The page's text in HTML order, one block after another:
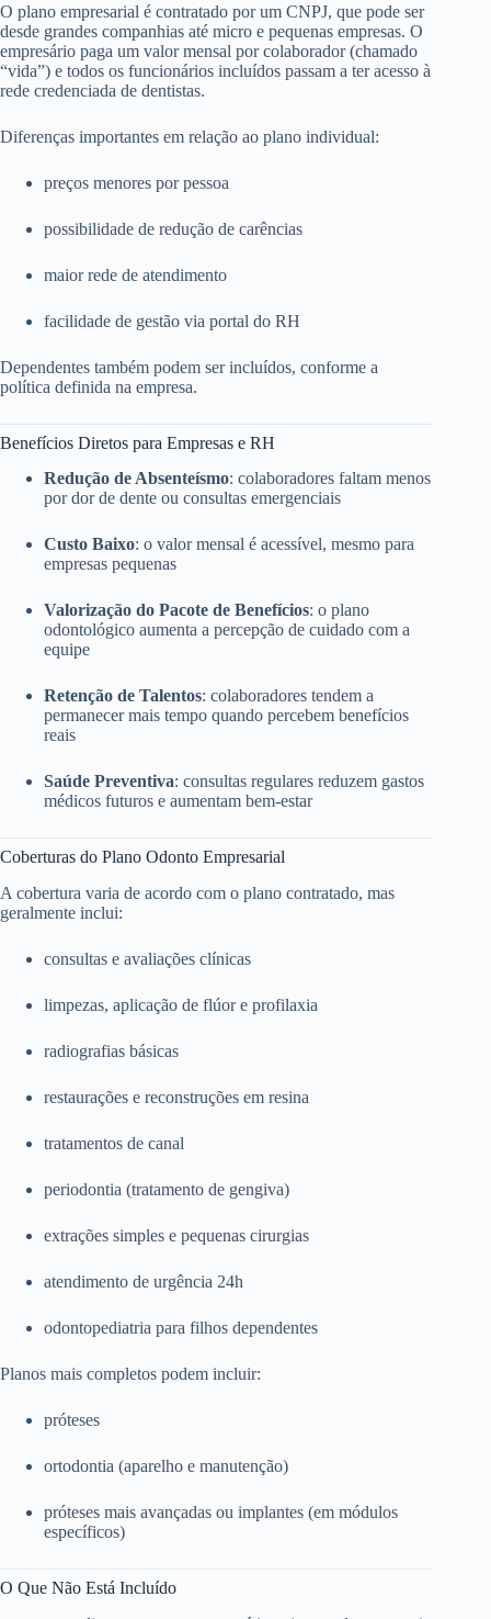
O plano empresarial é contratado por um CNPJ, que pode ser
desde grandes companhias até micro e pequenas empresas. O
empresário paga um valor mensal por colaborador (chamado
“vida”) e todos os funcionários incluídos passam a ter acesso à
rede credenciada de dentistas.
Diferenças importantes em relação ao plano individual:
preços menores por pessoa
possibilidade de redução de carências
maior rede de atendimento
facilidade de gestão via portal do RH
Dependentes também podem ser incluídos, conforme a
política definida na empresa.
Benefícios Diretos para Empresas e RH
Redução de Absenteísmo: colaboradores faltam menos
por dor de dente ou consultas emergenciais
Custo Baixo: o valor mensal é acessível, mesmo para
empresas pequenas
Valorização do Pacote de Benefícios: o plano
odontológico aumenta a percepção de cuidado com a
equipe
Retenção de Talentos: colaboradores tendem a
permanecer mais tempo quando percebem benefícios
reais
Saúde Preventiva: consultas regulares reduzem gastos
médicos futuros e aumentam bem-estar
Coberturas do Plano Odonto Empresarial
A cobertura varia de acordo com o plano contratado, mas
geralmente inclui:
consultas e avaliações clínicas
limpezas, aplicação de flúor e profilaxia
radiografias básicas
restaurações e reconstruções em resina
tratamentos de canal
periodontia (tratamento de gengiva)
extrações simples e pequenas cirurgias
atendimento de urgência 24h
odontopediatria para filhos dependentes
Planos mais completos podem incluir:
próteses
ortodontia (aparelho e manutenção)
próteses mais avançadas ou implantes (em módulos
específicos)
O Que Não Está Incluído